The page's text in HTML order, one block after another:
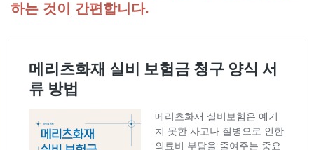
하는 것이 간편합니다.